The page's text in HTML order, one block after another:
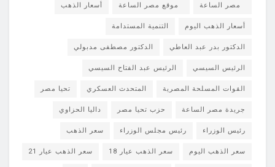
مصر الساعة موقع مصر الساعة أسعار الذهب
أسعار الذهب اليوم التنمية المستدامة
الدكتور بدر عبد العاطي الدكتور مصطفى مدبولي
الرئيس السيسي الرئيس عبد الفتاح السيسي
القوات المسلحة المصرية المتحدث العسكري تحيا مصر
جريدة مصر الساعة حزب تحيا مصر داليا الحزاوي
رئيس الوزراء رئيس مجلس الوزراء سعر الذهب
سعر الذهب اليوم سعر الذهب عيار 18 سعر الذهب عيار 21